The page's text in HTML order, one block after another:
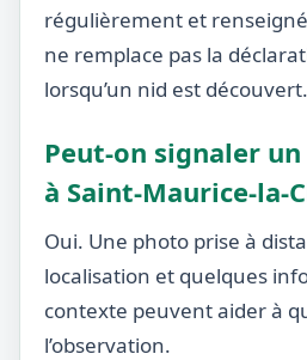
régulièrement et
ne remplace pas la
lorsqu’un nid est découvert.
Peut-on signaler
à Saint-Maurice-la-
Oui. Une photo prise à
localisation et quelques
contexte peuvent aider à
l’observation.